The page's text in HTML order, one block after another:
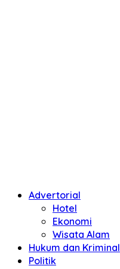
Advertorial
Hotel
Ekonomi
Wisata Alam
Hukum dan Kriminal
Politik